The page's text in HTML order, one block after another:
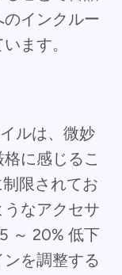
インクルー
ます。
ルは、微妙
に感じるこ
限されてお
なアクセサ
～ 20% 低下
を調整する